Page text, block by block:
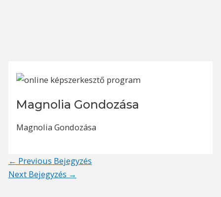
Magnolia Gondozása
Magnolia Gondozása
Post
navigation
← Previous Bejegyzés
Next Bejegyzés →